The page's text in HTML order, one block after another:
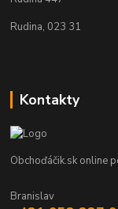
Rudina, 023 31
Kontakty
Obchoďáčik.sk online
Branislav